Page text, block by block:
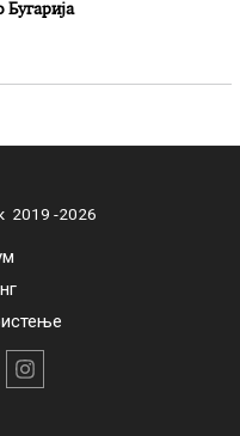
Бугарија
2019 -2026